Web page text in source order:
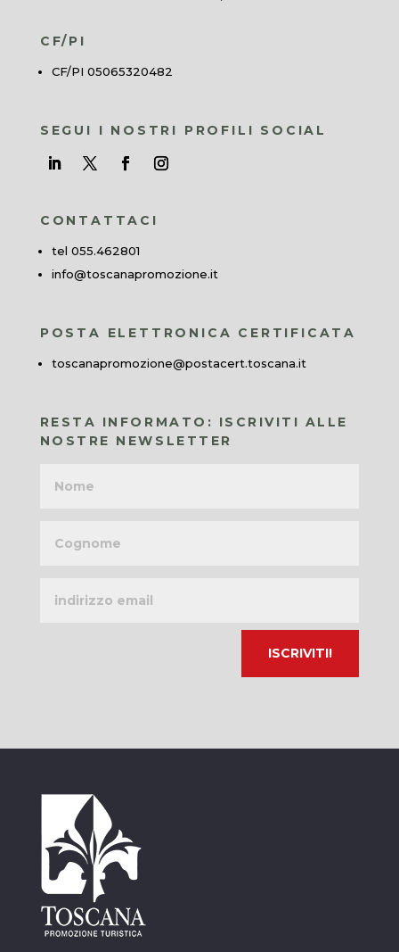
CF/PI
CF/PI 05065320482
SEGUI I NOSTRI PROFILI SOCIAL
CONTATTACI
tel 055.462801
info@toscanapromozione.it
POSTA ELETTRONICA CERTIFICATA
toscanapromozione@postacert.toscana.it
RESTA INFORMATO: ISCRIVITI ALLE
NOSTRE NEWSLETTER
email